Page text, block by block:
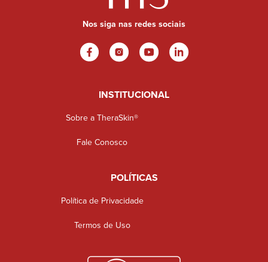
Nos siga nas redes sociais
INSTITUCIONAL
Sobre a TheraSkin®
Fale Conosco
POLÍTICAS
Política de Privacidade
Termos de Uso